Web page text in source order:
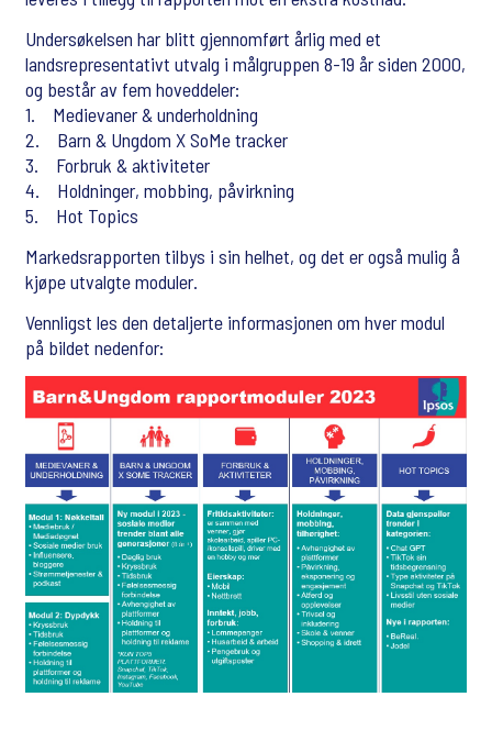
Undersøkelsen har blitt gjennomført årlig med et
landsrepresentativt utvalg i målgruppen 8-19 år siden 2000,
og består av fem hoveddeler:
1. Medievaner & underholdning
2. Barn & Ungdom X SoMe tracker
3. Forbruk & aktiviteter
4. Holdninger, mobbing, påvirkning
5. Hot Topics
Markedsrapporten tilbys i sin helhet, og det er også mulig å
kjøpe utvalgte moduler.
Vennligst les den detaljerte informasjonen om hver modul
på bildet nedenfor: